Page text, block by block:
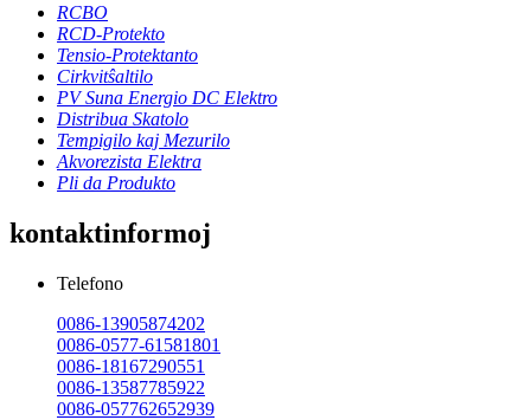
RCBO
RCD-Protekto
Tensio-Protektanto
Cirkvitŝaltilo
PV Suna Energio DC Elektro
Distribua Skatolo
Tempigilo kaj Mezurilo
Akvorezista Elektra
Pli da Produkto
kontaktinformoj
Telefono
0086-13905874202
0086-0577-61581801
0086-18167290551
0086-13587785922
0086-057762652939